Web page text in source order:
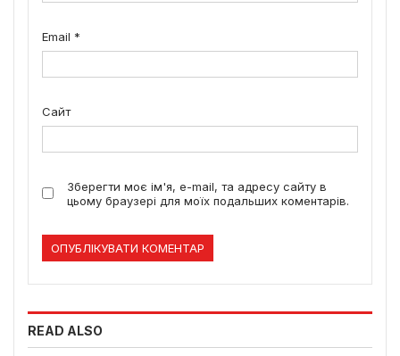
Email *
Сайт
Зберегти моє ім'я, e-mail, та адресу сайту в
цьому браузері для моїх подальших коментарів.
READ ALSO